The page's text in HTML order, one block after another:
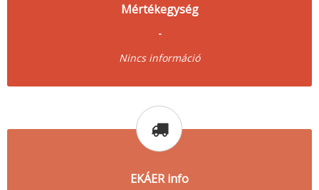
Mértékegység
-
Nincs információ
EKÁER info